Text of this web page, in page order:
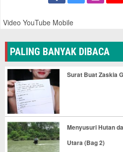
Video YouTube Mobile
PALING BANYAK DIBACA
Surat Buat Zaskia
Menyusuri Hutan
Utara (Bag 2)